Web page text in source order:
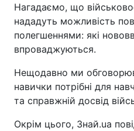
Нагадаємо, що
нададуть можливість
полегшеннями: які
впроваджуються.
Нещодавно ми
навички потрібні для
та справжній досвід
Окрім цього, Знай.ua